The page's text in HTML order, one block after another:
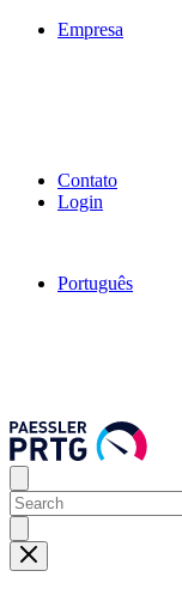
Empresa
Contato
Login
Português